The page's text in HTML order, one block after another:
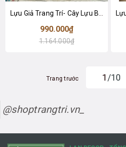
990.000₫
1.164.000₫
Trang trước 1 /10
@shoptrangtri.vn_